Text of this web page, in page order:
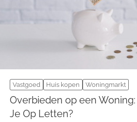
Vastgoed Huis kopen Woningmarkt
Overbieden op een
Je Op Letten?